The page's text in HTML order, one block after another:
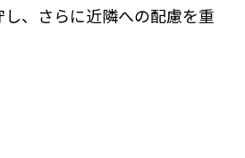
、さらに近隣への配慮を重